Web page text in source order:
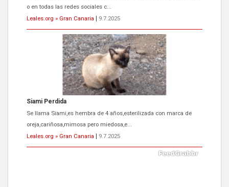
o en todas las redes sociales c...
Leales.org » Gran Canaria
9.7.2025
Siami Perdida
Se llama Siami,es hembra de 4 años,esterilizada con marca de
oreja,cariñosa,mimosa pero miedosa,e...
Leales.org » Gran Canaria
9.7.2025